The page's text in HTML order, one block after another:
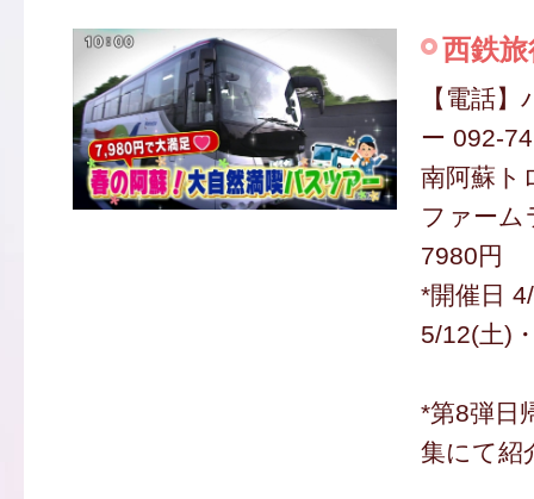
西鉄
【電話
ー 092-
南阿蘇ト
ファーム
7980円
*開催日
5/12(土)
*第8弾日
集にて紹